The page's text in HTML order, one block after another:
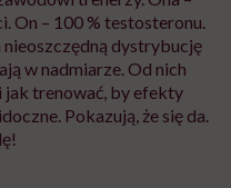
On – 100 % testosteronu.
dystrybucję
w nadmiarze. Od nich
jak trenować, by efekty
Pokazują, że się da.